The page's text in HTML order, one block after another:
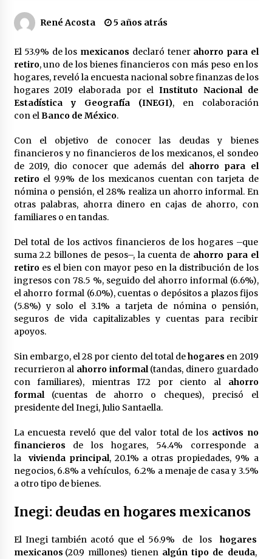
3 semanas atrás
Detienen a funcionario por presunto homicidio
del periodista Josué Martínez
3 semanas atrás
CNTE anuncia paso gratuito en peajes de CDMX
y acciones en 20 estados
2 meses atrás
Laura Itzel Castillo será la nueva secretaria de
las Mujeres, anuncia Sheinbaum
2 meses atrás
Sheinbaum descarta reunión entre CNTE y
Segob: «ya dimos nuestras propuestas»
2 meses atrás
Zar antidrogas de EE.UU.: “vamos por los
políticos mexicanos que protegen al narco”
2 meses atrás
Trump anuncia acuerdo con Irán y el fin de
operaciones militares entre ambos países
2 meses atrás
Trump asegura que barcos cargados de
2 meses atrás
México libraría posible arancel de EE.UU. en
85% de sus exportaciones
2 meses atrás
René Acosta 5 años atrás
El 53.9% de los mexicanos declaró tener ahorro para el
retiro, uno de los bienes financieros con más peso en los
hogares, reveló la encuesta nacional sobre finanzas de los
hogares 2019 elaborada por elInstituto Nacional de
Estadística y Geografía (INEGI), en colaboración
con elBanco de México.
Con el objetivo de conocer las deudas y bienes
financieros y no financieros de los mexicanos, el sondeo
de 2019, dio conocer que además del ahorro para el
retiro el 9.9% de los mexicanos cuentan con tarjeta de
nómina o pensión, el 28% realiza un ahorro informal. En
otras palabras, ahorra dinero en cajas de ahorro, con
familiares o en tandas.
Del total de los activos financieros de los hogares –que
suma 2.2 billones de pesos–, la cuenta de ahorro para el
retiro es el bien con mayor peso en la distribución de los
ingresos con 78.5 %, seguido del ahorro informal (6.6%),
el ahorro formal (6.0%), cuentas o depósitos a plazos fijos
(5.8%) y solo el 3.1% a tarjeta de nómina o pensión,
seguros de vida capitalizables y cuentas para recibir
apoyos.
Sin embargo, el 28 por ciento del total dehogares en 2019
recurrieron al ahorro informal(tandas, dinero guardado
con familiares), mientras 17.2 por ciento al ahorro
formal (cuentas de ahorro o cheques), precisó el
presidente del Inegi, Julio Santaella.
La encuesta reveló que del valor total de los activos no
financieros de los hogares, 54.4% corresponde a
la vivienda principal, 20.1% a otras propiedades, 9% a
negocios, 6.8% a vehículos, 6.2% a menaje de casa y 3.5%
a otro tipo de bienes.
Inegi: deudas en hogares mexicanos
El Inegi también acotó que el 56.9% de los hogares
mexicanos (20.9 millones) tienen algún tipo de deuda,